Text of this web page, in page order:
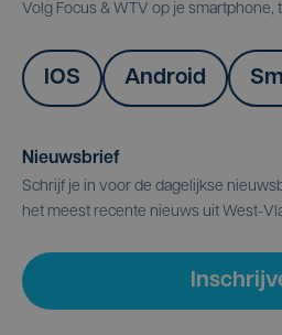
Volg Focus & WTV op je smartphone,
IOS Android
Nieuwsbrief
Schrijf je in voor de dagelijkse
het meest recente nieuws uit West-